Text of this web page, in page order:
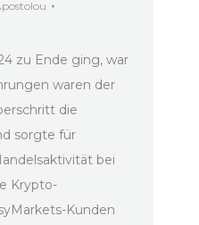
zu Ende ging, war
waren der
die
sorgte für
bei
Krypto-
Kunden